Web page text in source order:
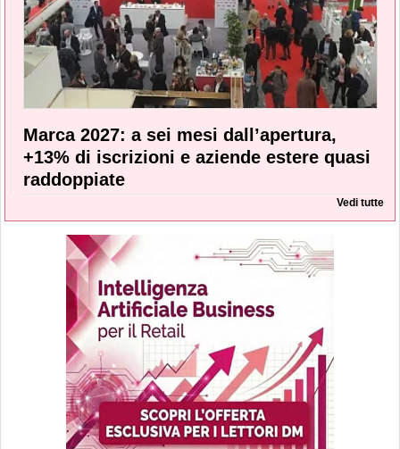
Marca 2027: a sei mesi dall’apertura,
+13% di iscrizioni e aziende estere quasi
raddoppiate
Vedi tutte